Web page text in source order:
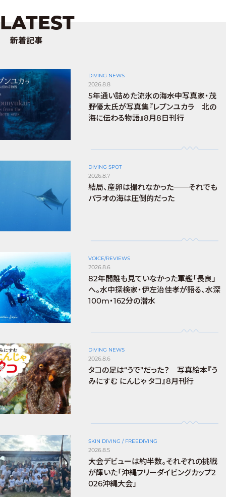
LATEST
新着記事
DIVING NEWS
2026.8.8
5年通い詰めた流氷の海――水中写真家・茂
野優太氏が写真集『レプンユカラ 北の
海に伝わる物語』8月8日刊行
DIVING SPOT
2026.8.7
結局、産卵は撮れなかった──それでも
パラオの海は圧倒的だった
VOICE/REVIEWS
2026.8.6
82年間誰も見ていなかった軍艦「長良」
へ。水中探検家・伊左治佳孝が語る、水深
100m・162分の潜水
DIVING NEWS
2026.8.6
タコの足は“うで”だった？ 写真絵本『う
みにすむ にんじゃ タコ』8月刊行
SKIN DIVING / FREEDIVING
2026.8.5
大会デビューは約半数。それぞれの挑戦
が輝いた「沖縄フリーダイビングカップ2
026沖縄大会」